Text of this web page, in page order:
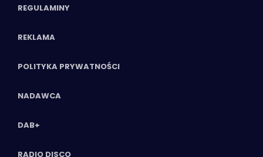
REGULAMINY
REKLAMA
POLITYKA PRYWATNOŚCI
NADAWCA
DAB+
RADIO DISCO